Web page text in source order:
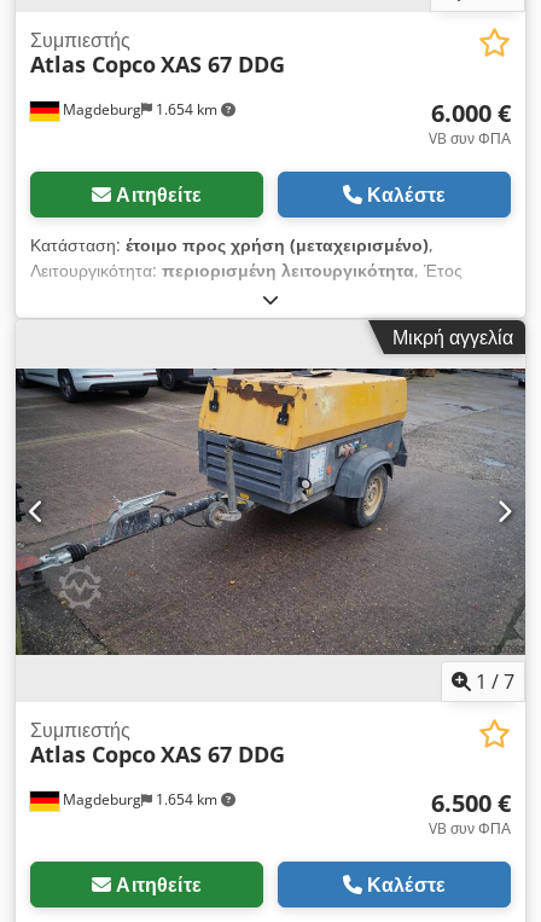
Magdeburg 1.654 km
Συμπιεστής
Atlas CopcoXAS 67 DDG
6.000 €
VB συν ΦΠΑ
Αιτηθείτε Καλέστε
Κατάσταση: έτοιμο προς χρήση (μεταχειρισμένο),
Λειτουργικότητα: περιορισμένη λειτουργικότητα, Έτος
, ώρες λειτουργίας:
φίλτρο αιθάλης, Συμπιεστής Atlas Copco XAS 67 DDG,
κατασκευής 2011, 1192 ώρες λειτουργίας, παροχή όγκου 3,5
m³, ισχύς έκτακτης ανάγκης 12,5 kVA, συνδέσεις 1 x 230 volts,
2 x 400 volt, σειριακός αριθμός YA3062566B01655, σειριακός
αριθμός YA3062566B01655 SMF-MR Chodpfx Acsv Rbufjwsa
Μικρή αγγελία
1 /7
Magdeburg 1.654 km
Συμπιεστής
Atlas CopcoXAS 67 DDG
6.500 €
VB συν ΦΠΑ
Αιτηθείτε Καλέστε